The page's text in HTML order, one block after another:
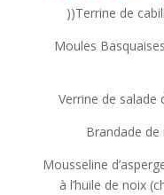
))Terrine de
Moules
Verrine de salade
Brandade
Mousseline
à l’huile de noix